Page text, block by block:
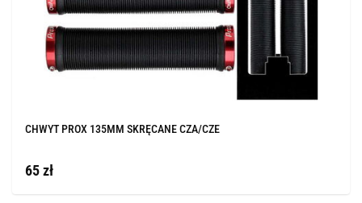
CHWYT PROX 135MM SKRĘCANE CZA/CZE
65 zł